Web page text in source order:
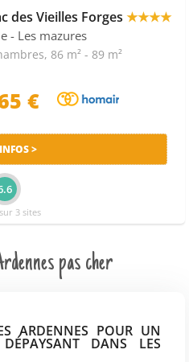
des Vieilles Forges ★★★★
- Les mazures
86 m² - 89 m²
€
>
3 sites
pas cher
ARDENNES POUR UN
DANS LES